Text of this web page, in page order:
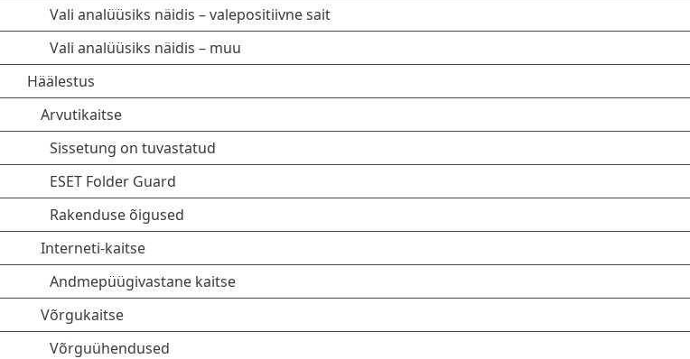
Vali analüüsiks näidis – valepositiivne sait
Vali analüüsiks näidis – muu
Häälestus
Arvutikaitse
Sissetung on tuvastatud
ESET Folder Guard
Rakenduse õigused
Interneti-kaitse
Andmepüügivastane kaitse
Võrgukaitse
Võrguühendused